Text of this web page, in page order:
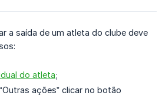
a saída de um atleta do clube deve
do atleta;
ações” clicar no botão